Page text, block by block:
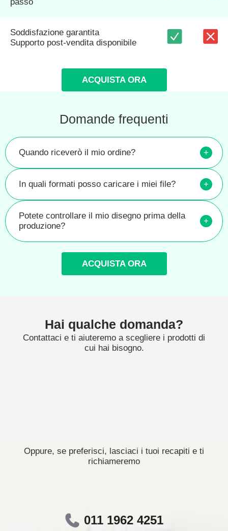
passo
Soddisfazione garantita
Supporto post-vendita disponibile
ACQUISTA ORA
Domande frequenti
Quando riceverò il mio ordine? +
In quali formati posso caricare i miei file? +
Potete controllare il mio disegno prima della
produzione?
+
ACQUISTA ORA
Hai qualche domanda?
Contattaci e ti aiuteremo a scegliere i prodotti di
cui hai bisogno.
Oppure, se preferisci, lasciaci i tuoi recapiti e ti
richiameremo
011 1962 4251